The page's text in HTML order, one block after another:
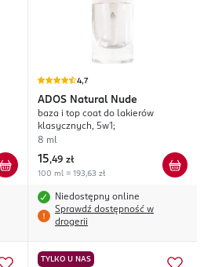
4,7
ADOS Natural Nude
baza i top coat do lakierów
klasycznych, 5w1;
8 ml
15,49 zł
100 ml = 193,63 zł
Niedostępny online
Sprawdź dostępność w
drogerii
TYLKO U NAS